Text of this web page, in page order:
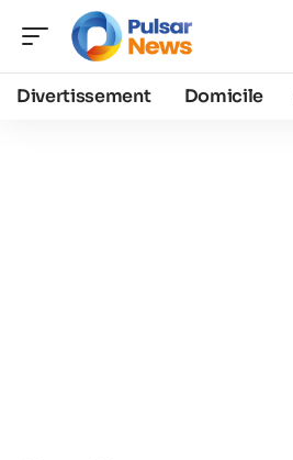
Divertissement Domicile